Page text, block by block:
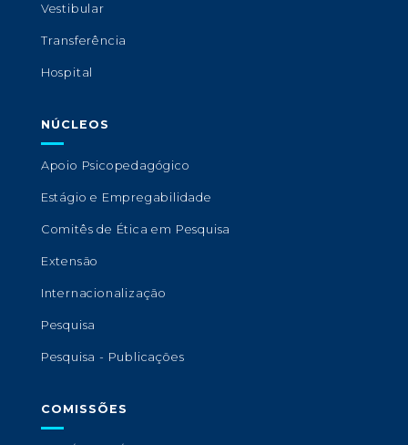
Vestibular
Transferência
Hospital
NÚCLEOS
Apoio Psicopedagógico
Estágio e Empregabilidade
Comitês de Ética em Pesquisa
Extensão
Internacionalização
Pesquisa
Pesquisa - Publicações
COMISSÕES